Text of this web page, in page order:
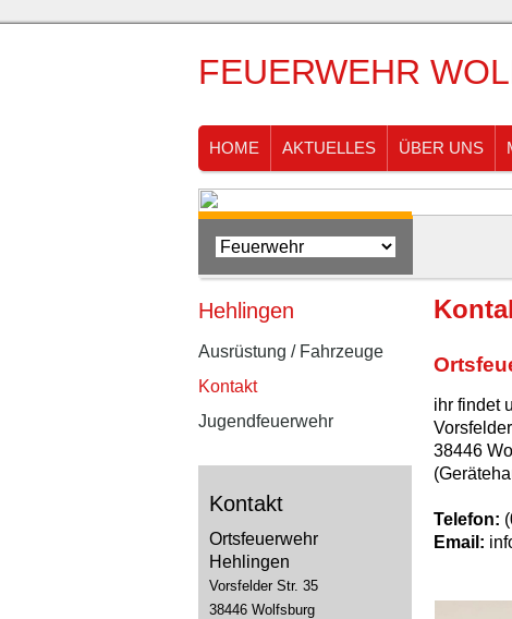
FEUERWEHR
HOME AKTUELLES ÜBER UNS
ihr findet
38446
Telefon:
Email:
Hehlingen
Ausrüstung / Fahrzeuge
Kontakt
Jugendfeuerwehr
Kontakt
Ortsfeuerwehr
Hehlingen
Vorsfelder Str. 35
38446 Wolfsburg